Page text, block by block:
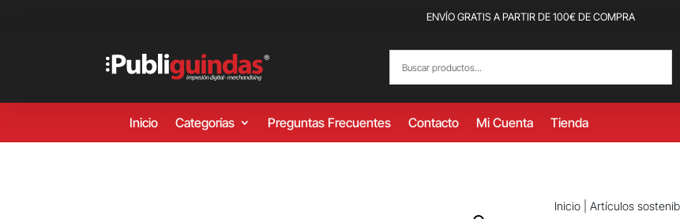
ENVÍO GRATIS A PARTIR DE 100€ DE COMPRA
Inicio Categorías Preguntas Frecuentes Contacto Mi Cuenta Tienda
Inicio| Artículos